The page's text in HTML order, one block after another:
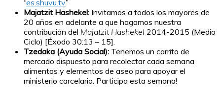
“es.shuvu.tv”
Majatzit Hashekel: Invitamos a todos los mayores de
20 años en adelante a que hagamos nuestra
contribución del Majatzit Hashekel 2014-2015 (Medio
Ciclo) [Éxodo 30:13 – 15].
Tzedaka (Ayuda Social): Tenemos un carrito de
mercado dispuesto para recolectar cada semana
alimentos y elementos de aseo para apoyar el
ministerio carcelario. Participa esta semana!